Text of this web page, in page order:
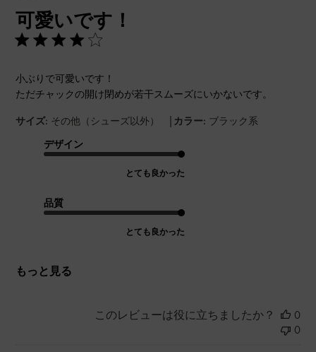
可愛いです！
小ぶりで可愛いです！
ただチャックの開け閉めが若干スムーズにいかないです。
サイズ: その他（シューズ以外） | カラー: ブラック系
デザイン
とても良かった
品質
とても良かった
もっと見る
このレビューは役に立ちましたか？
0
0